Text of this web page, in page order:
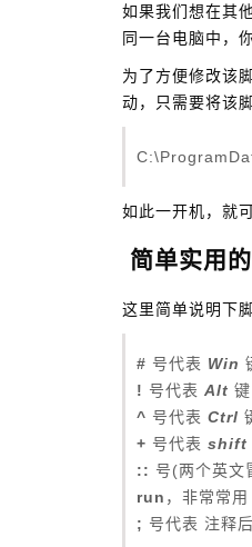
如果我们想在其
同一台电脑中，
为了方便修改该
动，只需要将该
如此一开机，就
简单实用
这里简单说明下
# 号代表 Win
! 号代表 Alt
^ 号代表 Ctrl
+ 号代表 shift
:: 号(两个英文
run ，非常常
; 号代表 注释